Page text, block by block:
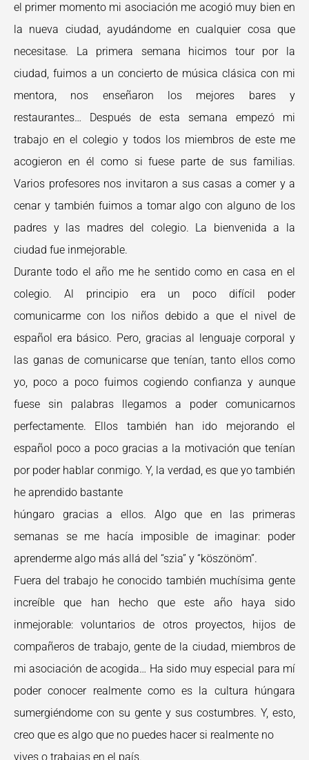
el primer momento mi asociación me acogió muy bien en
la nueva ciudad, ayudándome en cualquier cosa que
necesitase. La primera semana hicimos tour por la
ciudad, fuimos a un concierto de música clásica con mi
mentora, nos enseñaron los mejores bares y
restaurantes… Después de esta semana empezó mi
trabajo en el colegio y todos los miembros de este me
acogieron en él como si fuese parte de sus familias.
Varios profesores nos invitaron a sus casas a comer y a
cenar y también fuimos a tomar algo con alguno de los
padres y las madres del colegio. La bienvenida a la
ciudad fue inmejorable.
Durante todo el año me he sentido como en casa en el
colegio. Al principio era un poco difícil poder
comunicarme con los niños debido a que el nivel de
español era básico. Pero, gracias al lenguaje corporal y
las ganas de comunicarse que tenían, tanto ellos como
yo, poco a poco fuimos cogiendo confianza y aunque
fuese sin palabras llegamos a poder comunicarnos
perfectamente. Ellos también han ido mejorando el
español poco a poco gracias a la motivación que tenían
por poder hablar conmigo. Y, la verdad, es que yo también
he aprendido bastante
húngaro gracias a ellos. Algo que en las primeras
semanas se me hacía imposible de imaginar: poder
aprenderme algo más allá del “szia” y “köszönöm”.
Fuera del trabajo he conocido también muchísima gente
increíble que han hecho que este año haya sido
inmejorable: voluntarios de otros proyectos, hijos de
compañeros de trabajo, gente de la ciudad, miembros de
mi asociación de acogida… Ha sido muy especial para mí
poder conocer realmente como es la cultura húngara
sumergiéndome con su gente y sus costumbres. Y, esto,
creo que es algo que no puedes hacer si realmente no
vives o trabajas en el país.